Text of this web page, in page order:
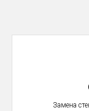
Замена